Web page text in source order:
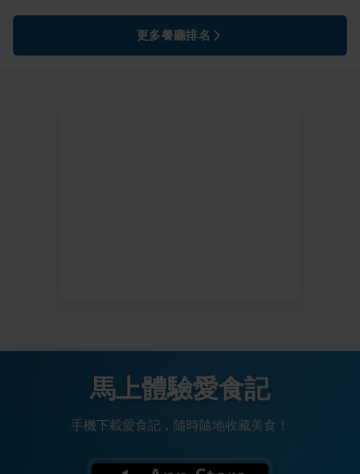
更多餐廳排名
馬上體驗愛食記
手機下載愛食記，隨時隨地收藏美食！